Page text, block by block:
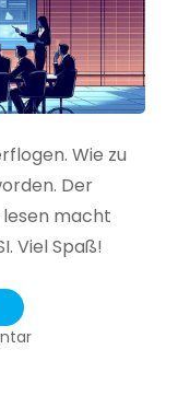
Wie zu
Der
lesen macht
Viel Spaß!
zu